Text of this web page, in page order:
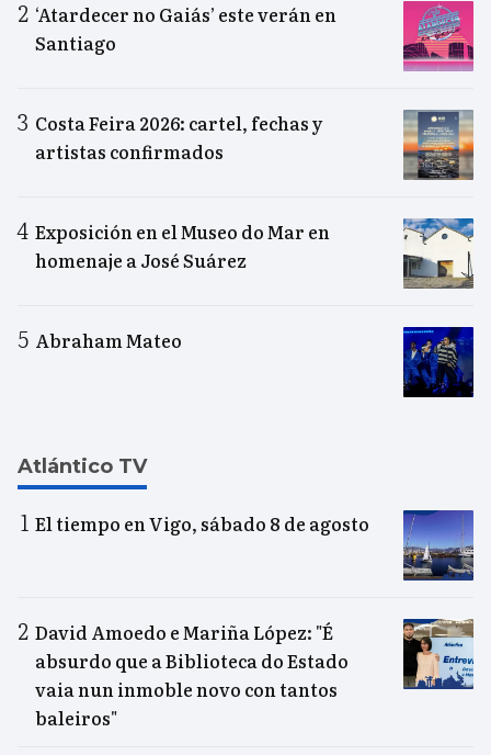
‘Atardecer no Gaiás’ este verán en
Santiago
Costa Feira 2026: cartel, fechas y
artistas confirmados
Exposición en el Museo do Mar en
homenaje a José Suárez
Abraham Mateo
Atlántico TV
El tiempo en Vigo, sábado 8 de agosto
David Amoedo e Mariña López: "É
absurdo que a Biblioteca do Estado
vaia nun inmoble novo con tantos
baleiros"